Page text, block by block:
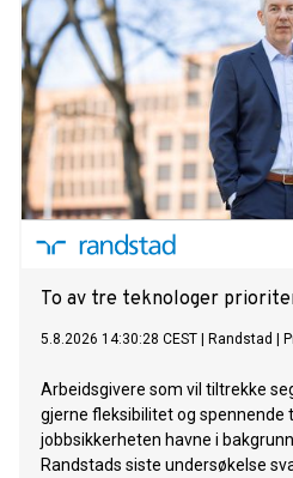
To av tre teknologer
5.8.2026 14:30:28 CEST Randstad
Arbeidsgivere som vil tiltrekke
gjerne fleksibilitet og spennende
jobbsikkerheten havne i
Randstads siste undersøkelse